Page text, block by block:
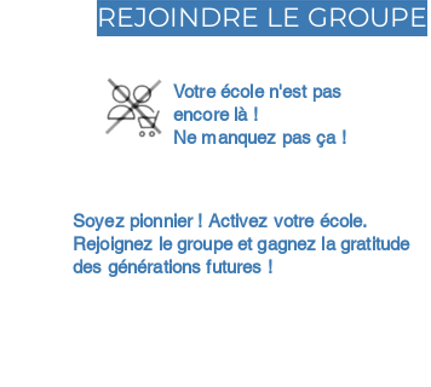
REJOINDRE LE GROUPE
Votre école n'est pas
encore là !
Ne manquez pas ça !
Soyez pionnier ! Activez votre école.
Rejoignez le groupe et gagnez la gratitude
des générations futures !